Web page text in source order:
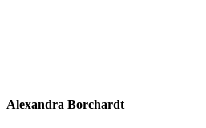
Alexandra Borchardt